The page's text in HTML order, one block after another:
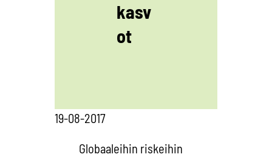
kasv
ot
19-08-2017
Globaaleihin riskeihin